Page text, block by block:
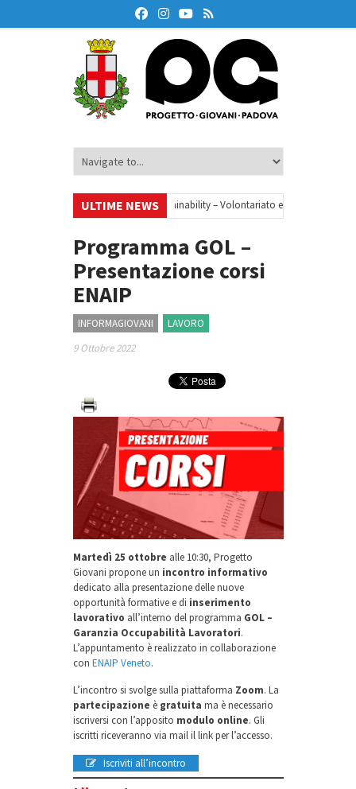
ULTIME NEWS
Your small steps towards sustainability – Volontariato europeo a Padova
• Oxford Debate Lab – Borse di studio 2026/27
Programma GOL –
Presentazione corsi
ENAIP
INFORMAGIOVANI
LAVORO
9 Ottobre 2022
Martedì 25 ottobre alle 10:30, Progetto
Giovani propone un incontro informativo
dedicato alla presentazione delle nuove
opportunità formative e di inserimento
lavorativo all’interno del programma GOL –
Garanzia Occupabilità Lavoratori.
L’appuntamento è realizzato in collaborazione
con ENAIP Veneto.
L’incontro si svolge sulla piattaforma Zoom. La
partecipazione è gratuita ma è necessario
iscriversi con l’apposito modulo online. Gli
iscritti riceveranno via mail il link per l’accesso.
Iscriviti all’incontro